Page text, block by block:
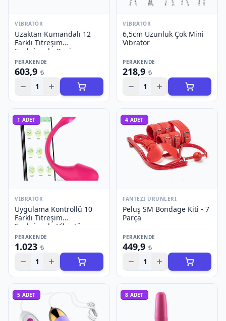
VIBRATÖR
Uzaktan Kumandalı 12
Farklı Titreşim
Fonksiyonlu Penis
Görünümlü Vibratör
PERAKENDE
603,9 ₺
1
VIBRATÖR
6,5cm Uzunluk Çok Mini
Vibratör
PERAKENDE
218,9 ₺
1
1 ADET
VIBRATÖR
Uygulama Kontrollü 10
Farklı Titreşim
Fonksiyonlu Vibratör -
Model 2
PERAKENDE
1.023 ₺
1
4 ADET
FANTEZI ÜRÜNLERI
Peluş SM Bondage Kiti - 7
Parça
PERAKENDE
449,9 ₺
1
5 ADET 8 ADET